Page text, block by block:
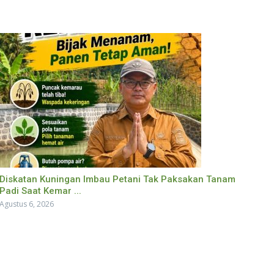
Diskatan Kuningan Imbau Petani Tak Paksakan Tanam
Padi Saat Kemar ...
Agustus 6, 2026